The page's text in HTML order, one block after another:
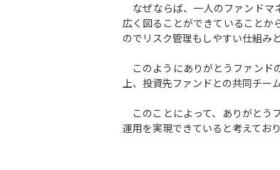
なぜならば、一人のファンドマ
広く図ることができていることか
のでリスク管理もしやすい仕組み
このようにありがとうファンド
上、投資先ファンドとの共同チー
このことによって、ありがとう
運用を実現できていると考えてお